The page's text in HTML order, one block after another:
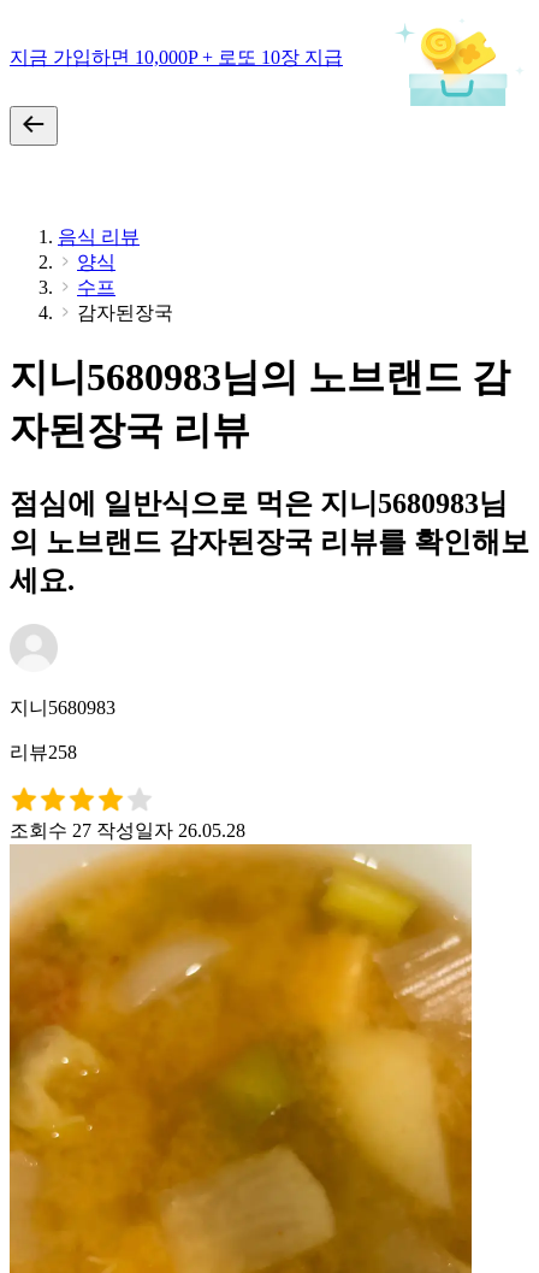
지금 가입하면 10,000P + 로또 10장 지급
음식 리뷰
양식
수프
감자된장국
지니5680983님의 노브랜드 감
자된장국 리뷰
점심에 일반식으로 먹은 지니5680983님
의 노브랜드 감자된장국 리뷰를 확인해보
세요.
지니5680983
리뷰258
조회수 27 작성일자 26.05.28